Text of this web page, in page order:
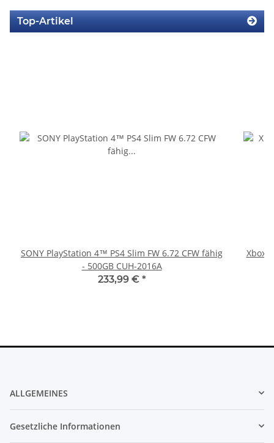
Top-Artikel
SONY PlayStation 4™ PS4 Slim FW 6.72 CFW fähig
- 500GB CUH-2016A
233,99 € *
Xbox
ALLGEMEINES
Gesetzliche Informationen